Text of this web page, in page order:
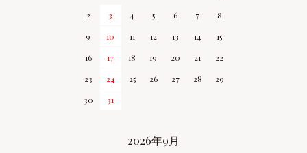
2
3 4 5 6 7
8
9
10 11 12 13 14
15
16
17 18 19 20 21
22
23
24 25 26 27 28
29
30
31
2026年9月